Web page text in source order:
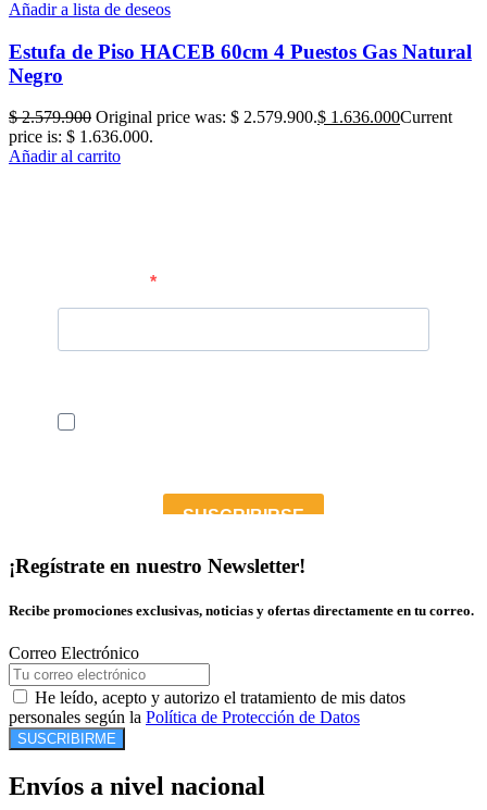
Añadir a lista de deseos
Estufa de Piso HACEB 60cm 4 Puestos Gas Natural
Negro
$2.579.900 Original price was: $ 2.579.900.$ 1.636.000Current
price is: $ 1.636.000.
Añadir al carrito
¡Regístrate en nuestro Newsletter!
Recibe promociones exclusivas, noticias y ofertas directamente en tu correo.
Correo Electrónico
He leído, acepto y autorizo el tratamiento de mis datos
personales según la Política de Protección de Datos
SUSCRIBIRME
Envíos a nivel nacional